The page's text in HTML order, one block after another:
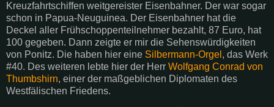
Kreuzfahrtschiffen weitgereister Eisenbahner. Der war sogar
schon in Papua-Neuguinea. Der Eisenbahner hat die
Deckel aller Frühschoppenteilnehmer bezahlt, 87 Euro, hat
100 gegeben. Dann zeigte er mir die Sehenswürdigkeiten
von Ponitz. Die haben hier eine Silbermann-Orgel , das Werk
#40. Des weiteren lebte hier der Herr Wolfgang Conrad von
Thumbshirn, einer der maßgeblichen Diplomaten des
Westfälischen Friedens.